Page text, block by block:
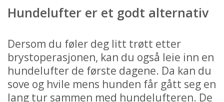
Hundelufter er et godt alternativ
Dersom du føler deg litt trøtt etter
brystoperasjonen, kan du også leie inn en
hundelufter de første dagene. Da kan du
sove og hvile mens hunden får gått seg en
lang tur sammen med hundelufteren. De